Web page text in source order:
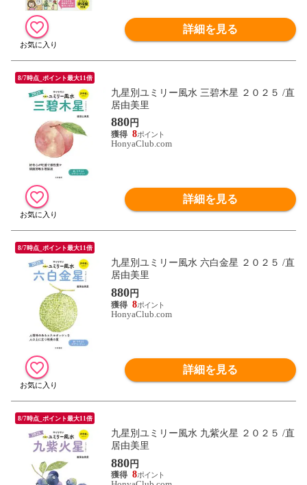
詳細を見る
8/7時点_ポイント最大11倍
九星別ユミリー風水 三碧木星 ２０２５ /直
居由美里
880円
8
HonyaClub.com
詳細を見る
8/7時点_ポイント最大11倍
九星別ユミリー風水 六白金星 ２０２５ /直
居由美里
880円
8
HonyaClub.com
詳細を見る
8/7時点_ポイント最大11倍
九星別ユミリー風水 九紫火星 ２０２５ /直
居由美里
880円
8